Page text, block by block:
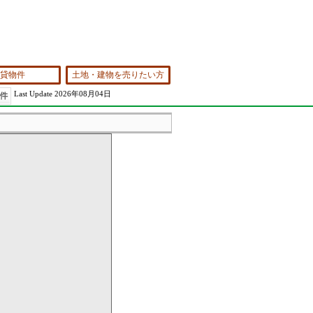
物件 土地・建物を売りたい方
Last Update 2026年08月04日